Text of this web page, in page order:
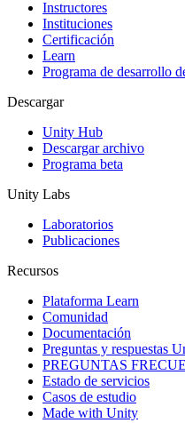
Juegos XR
Lanza juegos XR en múltiples
Juegos multijugador
Simplifica el desarrollo de
Instructores
Instituciones
Certificación
Learn
Programa de desarrollo
Descargar
Unity Hub
Descargar archivo
Programa beta
Unity Labs
Laboratorios
Publicaciones
Recursos
Plataforma Learn
Comunidad
Documentación
Preguntas y respuestas
PREGUNTAS
Estado de servicios
Casos de estudio
Made with Unity